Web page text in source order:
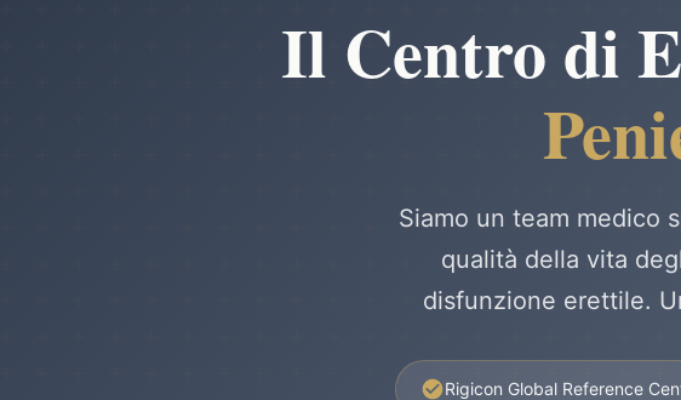
Il Centro di
Siamo un team medico
qualità della vita
disfunzione erettile.
Rigicon Global Reference